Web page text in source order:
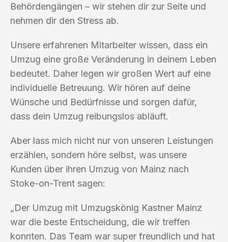
Behördengängen – wir stehen dir zur Seite und
nehmen dir den Stress ab.
Unsere erfahrenen Mitarbeiter wissen, dass ein
Umzug eine große Veränderung in deinem Leben
bedeutet. Daher legen wir großen Wert auf eine
individuelle Betreuung. Wir hören auf deine
Wünsche und Bedürfnisse und sorgen dafür,
dass dein Umzug reibungslos abläuft.
Aber lass mich nicht nur von unseren Leistungen
erzählen, sondern höre selbst, was unsere
Kunden über ihren Umzug von Mainz nach
Stoke-on-Trent sagen:
„Der Umzug mit Umzugskönig Kastner Mainz
war die beste Entscheidung, die wir treffen
konnten. Das Team war super freundlich und hat